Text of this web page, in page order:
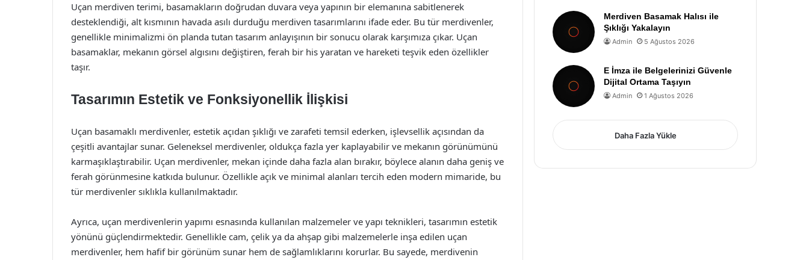
Uçan merdiven terimi, basamakların doğrudan duvara veya yapının bir elemanına sabitlenerek
desteklendiği, alt kısmının havada asılı durduğu merdiven tasarımlarını ifade eder. Bu tür merdivenler,
genellikle minimalizmi ön planda tutan tasarım anlayışının bir sonucu olarak karşımıza çıkar. Uçan
basamaklar, mekanın görsel algısını değiştiren, ferah bir his yaratan ve hareketi teşvik eden özellikler
taşır.
Tasarımın Estetik ve Fonksiyonellik İlişkisi
Uçan basamaklı merdivenler, estetik açıdan şıklığı ve zarafeti temsil ederken, işlevsellik açısından da
çeşitli avantajlar sunar. Geleneksel merdivenler, oldukça fazla yer kaplayabilir ve mekanın görünümünü
karmaşıklaştırabilir. Uçan merdivenler, mekan içinde daha fazla alan bırakır, böylece alanın daha geniş ve
ferah görünmesine katkıda bulunur. Özellikle açık ve minimal alanları tercih eden modern mimaride, bu
tür merdivenler sıklıkla kullanılmaktadır.
Ayrıca, uçan merdivenlerin yapımı esnasında kullanılan malzemeler ve yapı teknikleri, tasarımın estetik
yönünü güçlendirmektedir. Genellikle cam, çelik ya da ahşap gibi malzemelerle inşa edilen uçan
merdivenler, hem hafif bir görünüm sunar hem de sağlamlıklarını korurlar. Bu sayede, merdivenin
Merdiven Basamak Halısı ile
Şıklığı Yakalayın
Admin 5 Ağustos 2026
E İmza ile Belgelerinizi Güvenle
Dijital Ortama Taşıyın
Admin 1 Ağustos 2026
Daha Fazla Yükle